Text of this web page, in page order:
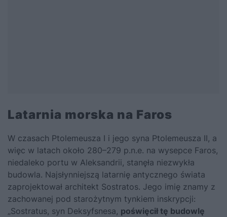
Latarnia morska na Faros
W czasach Ptolemeusza I i jego syna Ptolemeusza II, a
więc w latach około 280–279 p.n.e. na wysepce Faros,
niedaleko portu w Aleksandrii, stanęła niezwykła
budowla. Najsłynniejszą latarnię antycznego świata
zaprojektował architekt Sostratos. Jego imię znamy z
zachowanej pod starożytnym tynkiem inskrypcji:
„Sostratus, syn Deksyfsnesa, poświęcił tę budowlę